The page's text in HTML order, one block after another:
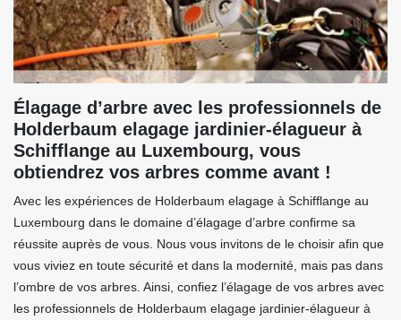
Élagage d’arbre avec les professionnels de
Holderbaum elagage jardinier-élagueur à
Schifflange au Luxembourg, vous
obtiendrez vos arbres comme avant !
Avec les expériences de Holderbaum elagage à Schifflange au
Luxembourg dans le domaine d’élagage d’arbre confirme sa
réussite auprès de vous. Nous vous invitons de le choisir afin que
vous viviez en toute sécurité et dans la modernité, mais pas dans
l’ombre de vos arbres. Ainsi, confiez l’élagage de vos arbres avec
les professionnels de Holderbaum elagage jardinier-élagueur à